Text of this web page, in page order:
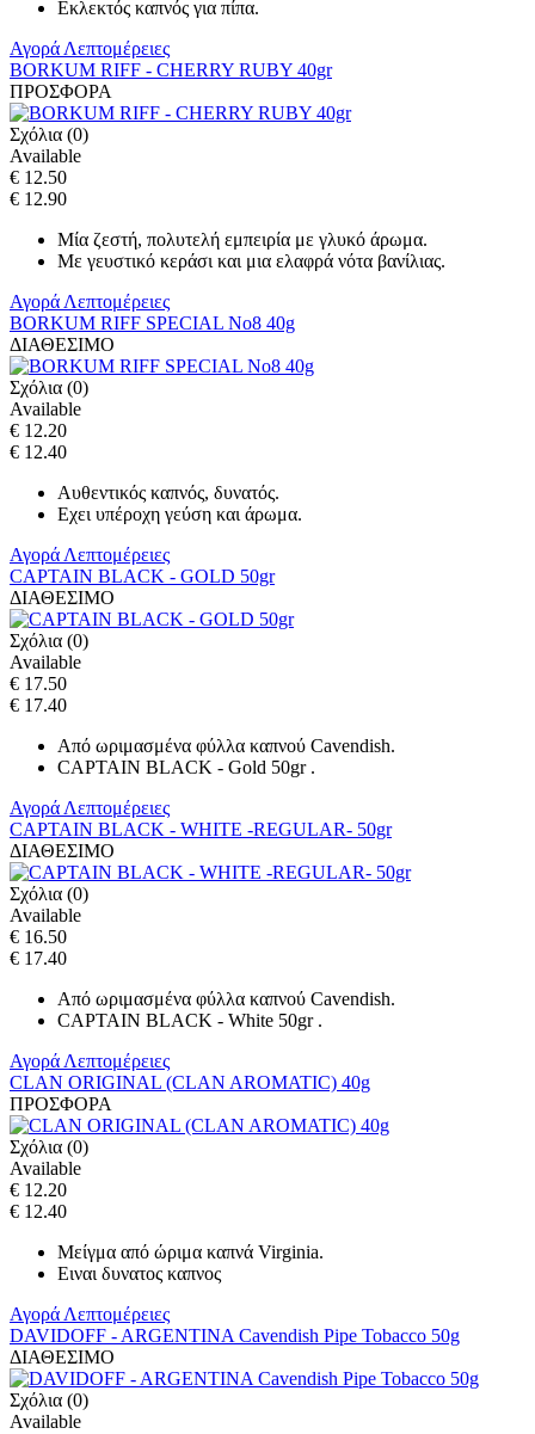
Εκλεκτός καπνός για πίπα.
Αγορά Λεπτομέρειες
BORKUM RIFF - CHERRY RUBY 40gr
ΠΡΟΣΦΟΡΑ
Σχόλια (0)
Available
€ 12.50
€ 12.90
Μία ζεστή, πολυτελή εμπειρία με γλυκό άρωμα.
Με γευστικό κεράσι και μια ελαφρά νότα βανίλιας.
Αγορά Λεπτομέρειες
BORKUM RIFF SPECIAL No8 40g
ΔΙΑΘΕΣΙΜΟ
Σχόλια (0)
Available
€ 12.20
€ 12.40
Αυθεντικός καπνός, δυνατός.
Eχει υπέροχη γεύση και άρωμα.
Αγορά Λεπτομέρειες
CAPTAIN BLACK - GOLD 50gr
ΔΙΑΘΕΣΙΜΟ
Σχόλια (0)
Available
€ 17.50
€ 17.40
Από ωριμασμένα φύλλα καπνού Cavendish.
CAPTAIN BLACK - Gold 50gr .
Αγορά Λεπτομέρειες
CAPTAIN BLACK - WHITE -REGULAR- 50gr
ΔΙΑΘΕΣΙΜΟ
Σχόλια (0)
Available
€ 16.50
€ 17.40
Από ωριμασμένα φύλλα καπνού Cavendish.
CAPTAIN BLACK - White 50gr .
Αγορά Λεπτομέρειες
CLAN ORIGINAL (CLAN AROMATIC) 40g
ΠΡΟΣΦΟΡΑ
Σχόλια (0)
Available
€ 12.20
€ 12.40
Μείγμα από ώριμα καπνά Virginia.
Ειναι δυνατος καπνος
Αγορά Λεπτομέρειες
DAVIDOFF - ARGENTINA Cavendish Pipe Tobacco 50g
ΔΙΑΘΕΣΙΜΟ
Σχόλια (0)
Available